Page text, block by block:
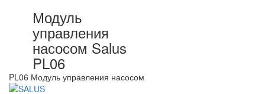
Модуль
управления
насосом Salus
PL06
PL06 Модуль управления насосом